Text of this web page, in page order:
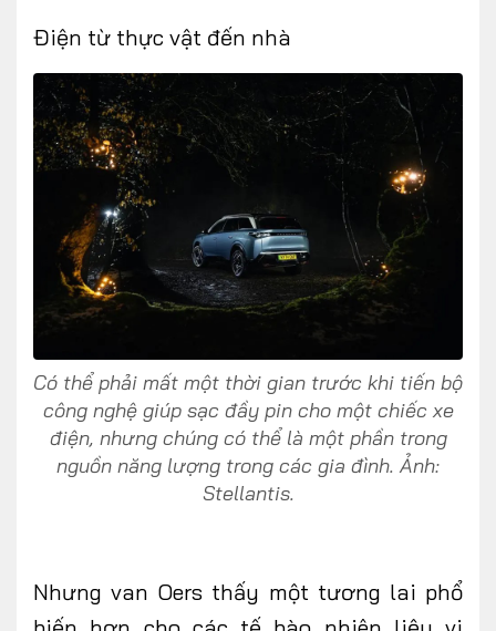
Điện từ thực vật đến nhà
Có thể phải mất một thời gian trước khi tiến bộ
công nghệ giúp sạc đầy pin cho một chiếc xe
điện, nhưng chúng có thể là một phần trong
nguồn năng lượng trong các gia đình. Ảnh:
Stellantis.
Nhưng van Oers thấy một tương lai phổ